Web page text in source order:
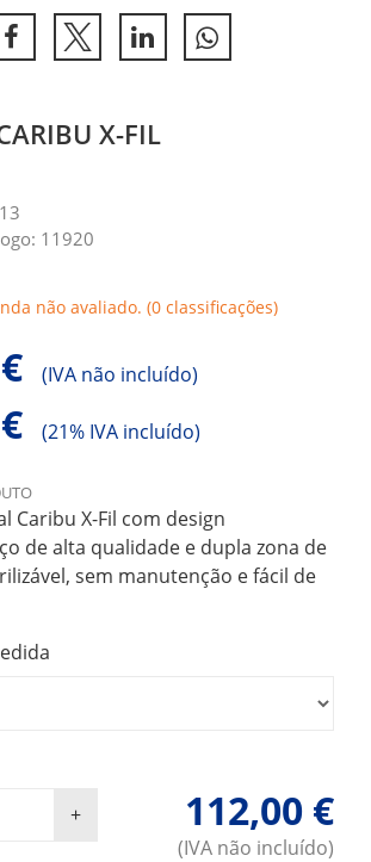
X-FIL
11920
não avaliado. (0 classificações)
(IVA não incluído)
(21% IVA incluído)
Caribu X-Fil com design
de alta qualidade e dupla zona de
sem manutenção e fácil de
112,00 €
(IVA não incluído)